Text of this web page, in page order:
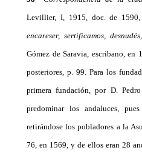
Levillier, I, 1915, doc. de
encareser, sertificamos,
Gómez de Saravia, escribano, en
posteriores, p. 99. Para los
primera fundación, por D.
predominar los andaluces,
retirándose los pobladores a la
76, en 1569, y de ellos eran 28